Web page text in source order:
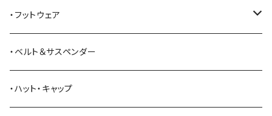
American Optical
ANDERSON BEAN BOOT CO.
Bass Pro Shops
セーター
スウェットシャツ
カーディガン
オーバーオール
ミリタリーパンツ
ツナギ
ジャケット
ベスト
トートバッグ
ショルダーバッグ
リュック・バックパック
・フットウェア
ブーツ
スニーカー
・ベルト＆サスペンダー
・ハット・キャップ